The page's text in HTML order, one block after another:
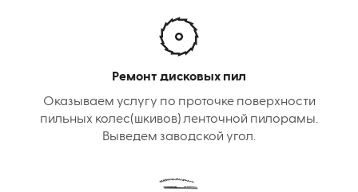
Ремонт дисковых пил
Оказываем услугу по проточке поверхности
пильных колес(шкивов) ленточной пилорамы.
Выведем заводской угол.